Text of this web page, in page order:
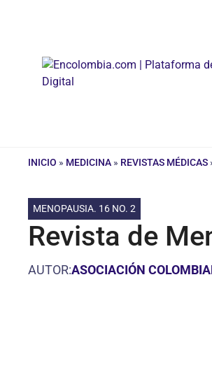
INICIO » MEDICINA » REVISTAS MÉDICAS
MENOPAUSIA. 16 NO. 2
Revista de
AUTOR:ASOCIACIÓN